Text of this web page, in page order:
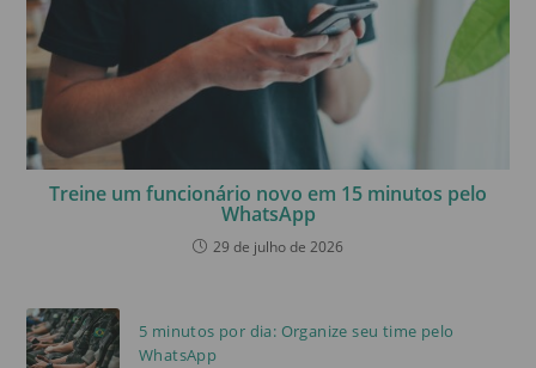
Treine um funcionário novo em 15 minutos pelo
WhatsApp
29 de julho de 2026
5 minutos por dia: Organize seu time pelo
WhatsApp